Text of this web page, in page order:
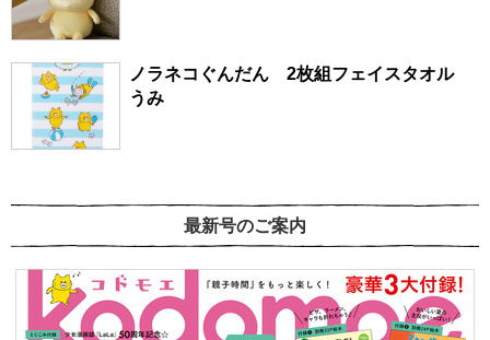
ノラネコぐんだん 2枚組フェイスタオル
うみ
最新号のご案内